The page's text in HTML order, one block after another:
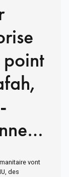
vont
des